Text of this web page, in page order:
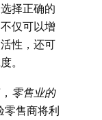
择正确的
仅可以增
性，还可
。
零售业的
零售商将利